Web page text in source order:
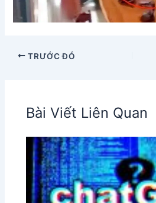
TRƯỚC ĐÓ
Bài Viết Liên Quan